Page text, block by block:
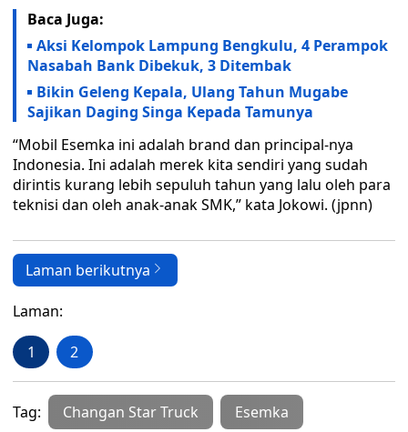
Baca Juga:
Aksi Kelompok Lampung Bengkulu, 4 Perampok
Nasabah Bank Dibekuk, 3 Ditembak
Bikin Geleng Kepala, Ulang Tahun Mugabe
Sajikan Daging Singa Kepada Tamunya
“Mobil Esemka ini adalah brand dan principal-nya
Indonesia. Ini adalah merek kita sendiri yang sudah
dirintis kurang lebih sepuluh tahun yang lalu oleh para
teknisi dan oleh anak-anak SMK,” kata Jokowi. (jpnn)
Laman berikutnya
Laman:
1 2
Tag: Changan Star Truck Esemka